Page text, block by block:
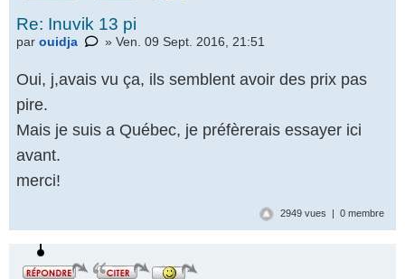
Re: Inuvik 13 pi
par ouidja » Ven. 09 Sept. 2016, 21:51
Oui, j,avais vu ça, ils semblent avoir des prix pas
pire.
Mais je suis a Québec, je préfèrerais essayer ici
avant.
merci!
2949 vues | 0 membre